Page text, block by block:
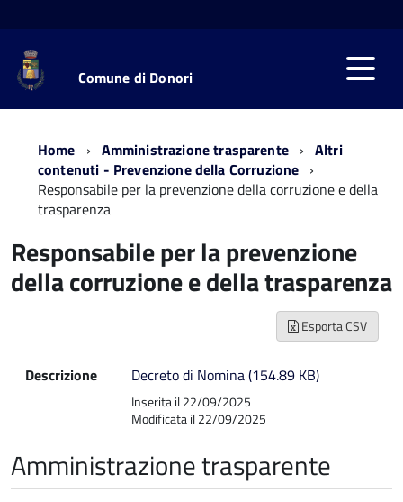
Comune di Donori
Home Amministrazione trasparente
Altri
contenuti - Prevenzione della Corruzione
Responsabile per la prevenzione della corruzione e della
trasparenza
Responsabile per la prevenzione
della corruzione e della trasparenza
Esporta CSV
Descrizione Decreto di Nomina (154.89 KB)
Inserita il 22/09/2025
Modificata il 22/09/2025
Amministrazione trasparente